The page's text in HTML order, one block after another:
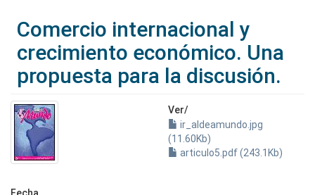
Comercio internacional y
crecimiento económico. Una
propuesta para la discusión.
Ver/
ir_aldeamundo.jpg
(11.60Kb)
articulo5.pdf (243.1Kb)